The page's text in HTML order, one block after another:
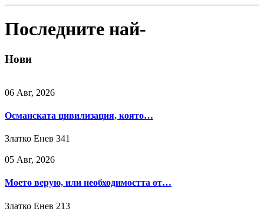
Последните най-
Нови
06 Авг, 2026
Османската цивилизация, която…
Златко Енев 341
05 Авг, 2026
Моето верую, или необходимостта от…
Златко Енев 213